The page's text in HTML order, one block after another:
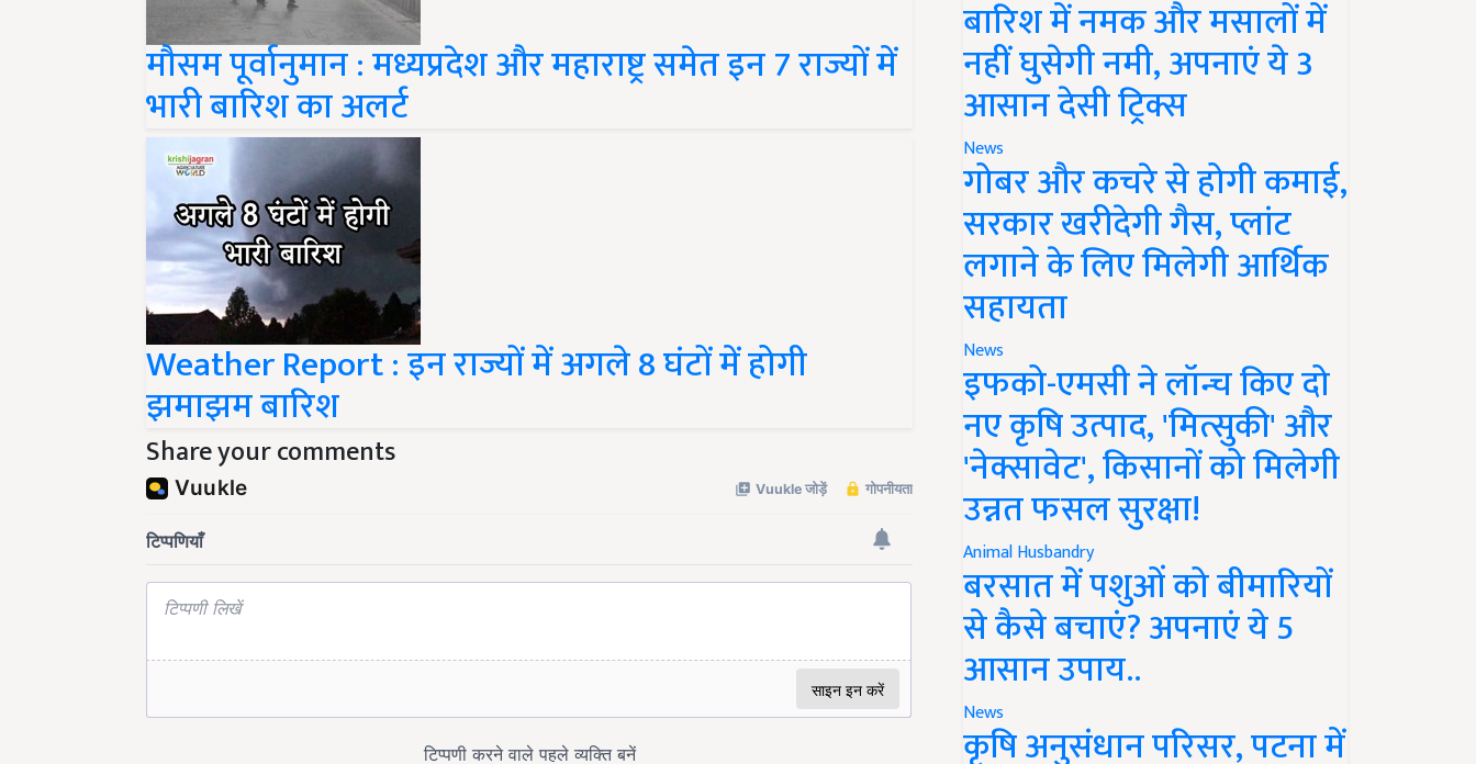
मौसम पूर्वानुमान : मध्यप्रदेश और महाराष्ट्र समेत इन 7 राज्यों में
भारी बारिश का अलर्ट
Weather Report : इन राज्यों में अगले 8 घंटों में होगी
झमाझम बारिश
Share your comments
बारिश में नमक और मसालों में
नहीं घुसेगी नमी, अपनाएं ये 3
आसान देसी ट्रिक्स
News
गोबर और कचरे से होगी कमाई,
सरकार खरीदेगी गैस, प्लांट
लगाने के लिए मिलेगी आर्थिक
सहायता
News
इफको-एमसी ने लॉन्च किए दो
नए कृषि उत्पाद, 'मित्सुकी' और
'नेक्सावेट', किसानों को मिलेगी
उन्नत फसल सुरक्षा!
Animal Husbandry
बरसात में पशुओं को बीमारियों
से कैसे बचाएं? अपनाएं ये 5
आसान उपाय..
News
कृषि अनुसंधान परिसर, पटना में